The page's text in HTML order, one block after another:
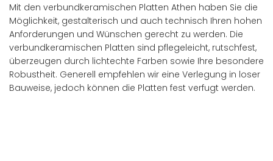
Mit den verbundkeramischen Platten Athen haben Sie die
Möglichkeit, gestalterisch und auch technisch Ihren hohen
Anforderungen und Wünschen gerecht zu werden. Die
verbundkeramischen Platten sind pflegeleicht, rutschfest,
überzeugen durch lichtechte Farben sowie Ihre besondere
Robustheit. Generell empfehlen wir eine Verlegung in loser
Bauweise, jedoch können die Platten fest verfugt werden.